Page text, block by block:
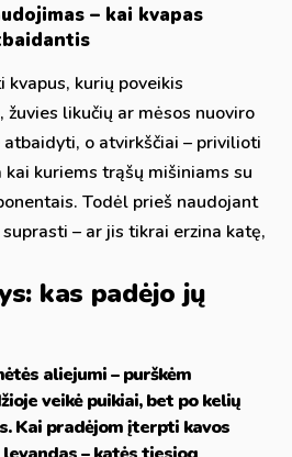
– kai kvapas
kvapus, kurių poveikis
žuvies likučių ar mėsos nuoviro
o atvirkščiai – privilioti
kuriems trąšų mišiniams su
Todėl prieš naudojant
– ar jis tikrai erzina katę,
kas padėjo jų
aliejumi – purškėm
veikė puikiai, bet po kelių
Kai pradėjom įterpti kavos